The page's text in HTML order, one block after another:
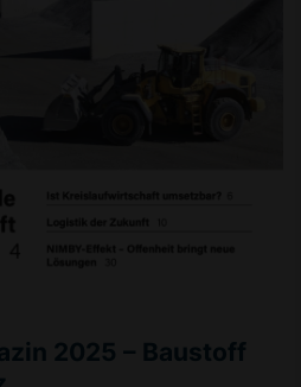
2025 – Baustoff